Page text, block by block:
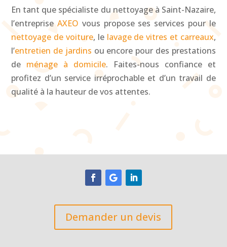
En tant que spécialiste du nettoyage à Saint-Nazaire,
l’entrepriseAXEO vous propose ses services pour le
nettoyage de voiture, le lavage de vitres et carreaux,
l’entretien de jardins ou encore pour des prestations
de ménage à domicile. Faites-nous confiance et
profitez d’un service irréprochable et d’un travail de
qualité à la hauteur de vos attentes.
Demander un devis